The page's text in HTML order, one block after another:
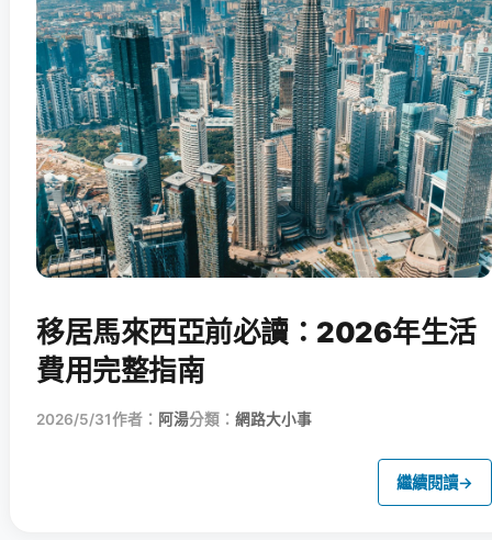
移居馬來西亞前必讀：2026年生活
費用完整指南
2026/5/31作者： 阿湯分類： 網路大小事
繼續閱讀→